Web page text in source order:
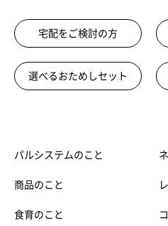
宅配をご検討の方
選べるおためしセット
パルシステムのこと
商品のこと
食育のこと